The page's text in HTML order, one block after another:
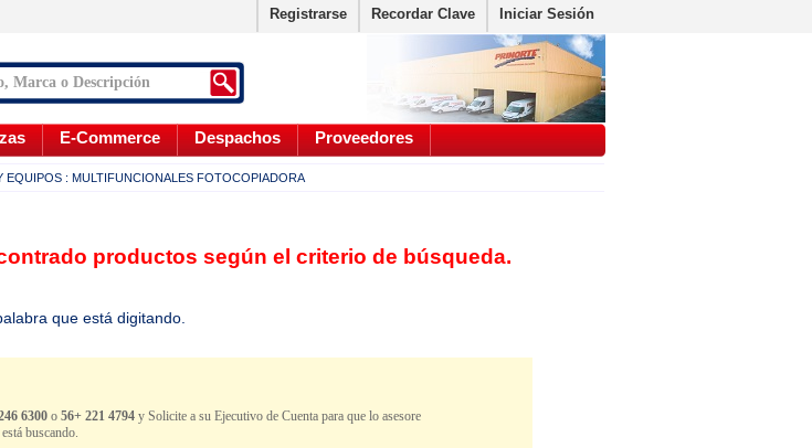
Registrarse Recordar Clave Iniciar Sesión
E-Commerce Despachos Proveedores
EQUIPOS : MULTIFUNCIONALES FOTOCOPIADORA
productos según el criterio de búsqueda.
que está digitando.
6300 o56+ 221 4794 y Solicite a su Ejecutivo de Cuenta para que lo asesore
buscando.